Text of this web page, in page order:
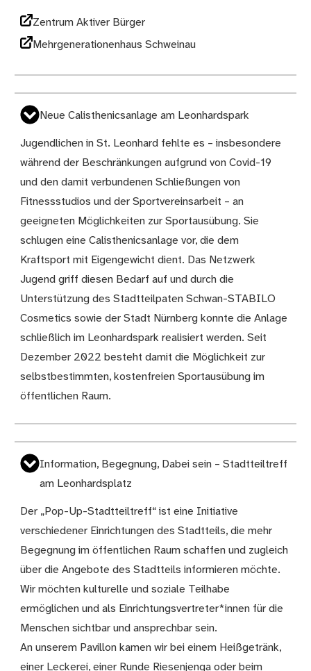
Zentrum Aktiver Bürger
Mehrgenerationenhaus Schweinau
Neue Calisthenicsanlage am Leonhardspark
Jugendlichen in St. Leonhard fehlte es – insbesondere
während der Beschränkungen aufgrund von Covid-19
und den damit verbundenen Schließungen von
Fitnessstudios und der Sportvereinsarbeit – an
geeigneten Möglichkeiten zur Sportausübung. Sie
schlugen eine Calisthenicsanlage vor, die dem
Kraftsport mit Eigengewicht dient. Das Netzwerk
Jugend griff diesen Bedarf auf und durch die
Unterstützung des Stadtteilpaten Schwan-STABILO
Cosmetics sowie der Stadt Nürnberg konnte die Anlage
schließlich im Leonhardspark realisiert werden. Seit
Dezember 2022 besteht damit die Möglichkeit zur
selbstbestimmten, kostenfreien Sportausübung im
öffentlichen Raum.
Information, Begegnung, Dabei sein – Stadtteiltreff
am Leonhardsplatz
Der „Pop-Up-Stadtteiltreff“ ist eine Initiative
verschiedener Einrichtungen des Stadtteils, die mehr
Begegnung im öffentlichen Raum schaffen und zugleich
über die Angebote des Stadtteils informieren möchte.
Wir möchten kulturelle und soziale Teilhabe
ermöglichen und als Einrichtungsvertreter*innen für die
Menschen sichtbar und ansprechbar sein.
An unserem Pavillon kamen wir bei einem Heißgetränk,
einer Leckerei, einer Runde Riesenjenga oder beim